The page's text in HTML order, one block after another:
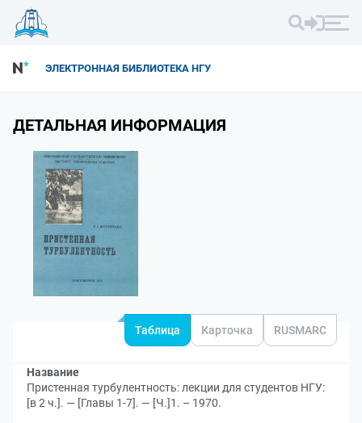
ЭЛЕКТРОННАЯ БИБЛИОТЕКА НГУ
ДЕТАЛЬНАЯ ИНФОРМАЦИЯ
Таблица Карточка RUSMARC
Название
Пристенная турбулентность: лекции для студентов НГУ:
[в 2 ч.]. — [Главы 1-7]. — [Ч.]1. – 1970.